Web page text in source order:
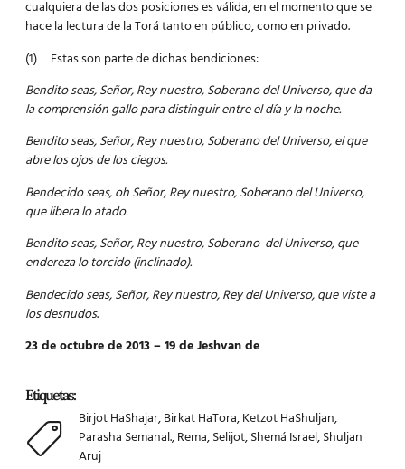
cualquiera de las dos posiciones es válida, en el momento que se
hace la lectura de la Torá tanto en público, como en privado.
(1) Estas son parte de dichas bendiciones:
Bendito seas, Señor, Rey nuestro, Soberano del Universo, que da
la comprensión gallo para distinguir entre el día y la noche.
Bendito seas, Señor, Rey nuestro, Soberano del Universo, el que
abre los ojos de los ciegos.
Bendecido seas, oh Señor, Rey nuestro, Soberano del Universo,
que libera lo atado.
Bendito seas, Señor, Rey nuestro, Soberano del Universo, que
endereza lo torcido (inclinado).
Bendecido seas, Señor, Rey nuestro, Rey del Universo, que viste a
los desnudos.
23 de octubre de 2013 – 19 de Jeshvan de
Etiquetas:
Birjot HaShajar,Birkat HaTora,Ketzot HaShuljan,
Parasha Semanal.,Rema,Selijot,Shemá Israel,Shuljan
Aruj